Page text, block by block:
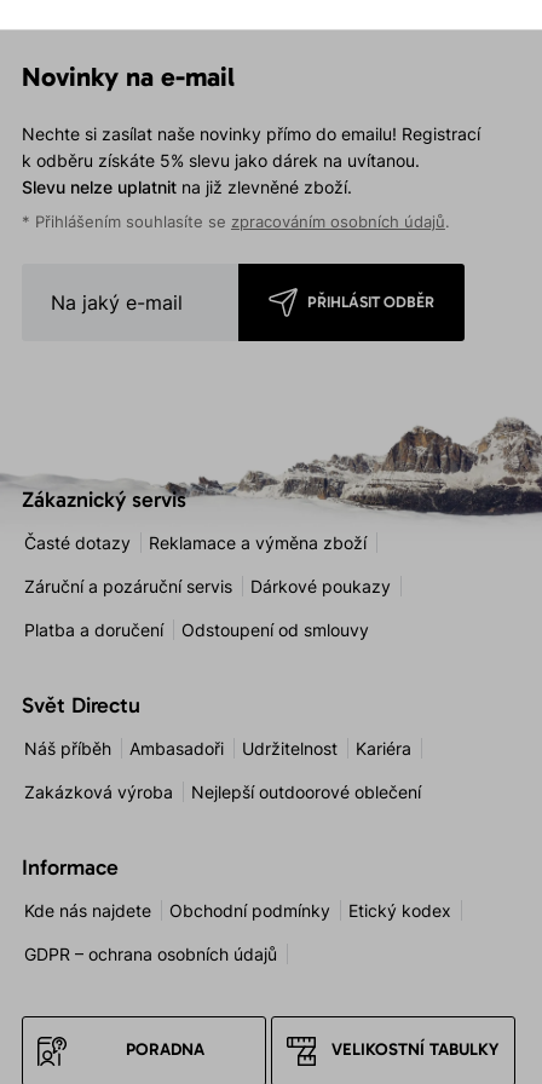
jakoukoliv areobní aktivitu.
Novinky na e-mail
Nechte si zasílat naše novinky přímo do emailu! Registrací
k odběru získáte 5% slevu jako dárek na uvítanou.
Slevu nelze uplatnitna již zlevněné zboží.
* Přihlášením souhlasíte se zpracováním osobních údajů.
PŘIHLÁSIT ODBĚR
Zákaznický servis
Časté dotazy Reklamace a výměna zboží
Záruční a pozáruční servis Dárkové poukazy
Platba a doručení Odstoupení od smlouvy
Svět Directu
Náš příběh Ambasadoři Udržitelnost Kariéra
Zakázková výroba Nejlepší outdoorové oblečení
Informace
Kde nás najdete Obchodní podmínky Etický kodex
GDPR – ochrana osobních údajů
PORADNA VELIKOSTNÍ TABULKY